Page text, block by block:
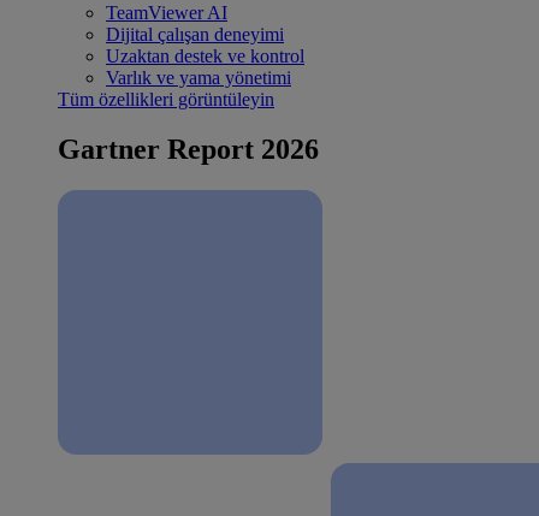
TeamViewer AI
Dijital çalışan deneyimi
Uzaktan destek ve kontrol
Varlık ve yama yönetimi
Tüm özellikleri görüntüleyin
Gartner Report 2026